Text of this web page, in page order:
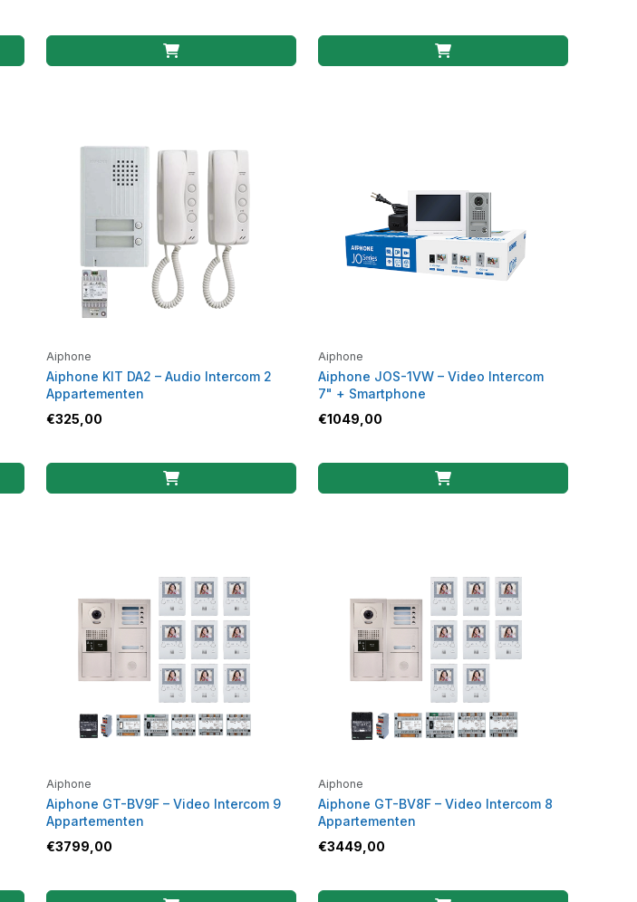
Aiphone
Aiphone KIT DA2 – Audio Intercom 2
Appartementen
€325,00
Aiphone
Aiphone JOS-1VW – Video Intercom
7" + Smartphone
€1049,00
Aiphone
Aiphone GT-BV9F – Video Intercom 9
Appartementen
€3799,00
Aiphone
Aiphone GT-BV8F – Video Intercom 8
Appartementen
€3449,00